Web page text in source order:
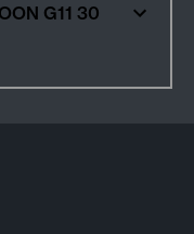
G11 30